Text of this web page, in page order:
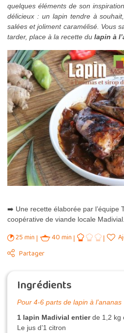
quelques éléments de son
délicieux : un lapin tendre à
salées et joliment caramélisé. Vous
tarder, place à la recette du lapin à
➡️ Une recette élaborée par l’équipe
coopérative de viande locale Madivial.
25 min 40 min
Partager
Ingrédients
Pour 4-6 parts de lapin à l’ananas
1 lapin Madivial entierde 1,2 kg
Le jus d’1 citron